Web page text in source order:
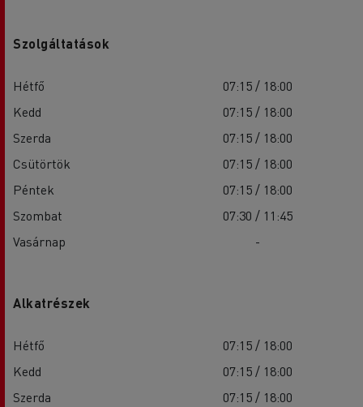
Szolgáltatások
Hétfő
07:15 / 18:00
Kedd
07:15 / 18:00
Szerda
07:15 / 18:00
Csütörtök
07:15 / 18:00
Péntek
07:15 / 18:00
Szombat
07:30 / 11:45
Vasárnap
-
Alkatrészek
Hétfő
07:15 / 18:00
Kedd
07:15 / 18:00
Szerda
07:15 / 18:00